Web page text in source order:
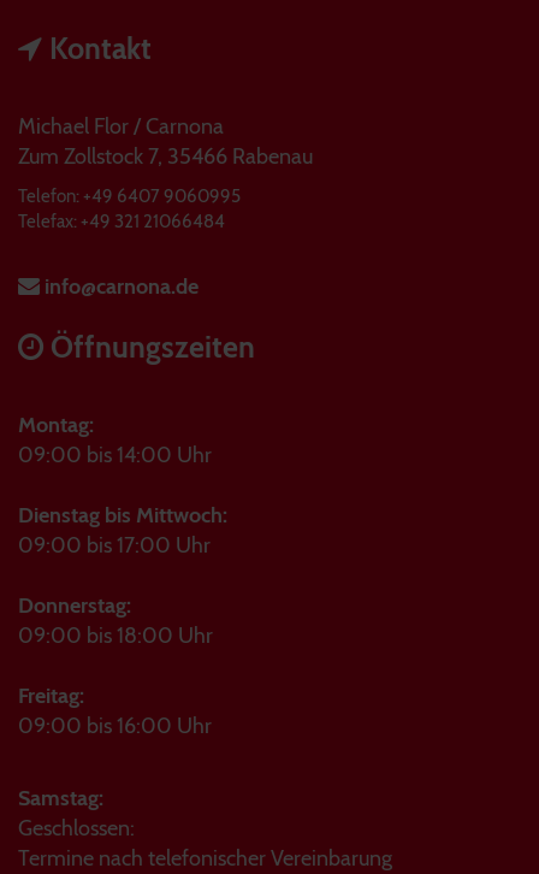
Kontakt
Michael Flor / Carnona
Zum Zollstock 7, 35466 Rabenau
Telefon: +49 6407 9060995
Telefax: +49 321 21066484
info@carnona.de
Öffnungszeiten
Montag:
09:00 bis 14:00 Uhr
Dienstag bis Mittwoch:
09:00 bis 17:00 Uhr
Donnerstag:
09:00 bis 18:00 Uhr
Freitag:
09:00 bis 16:00 Uhr
Samstag:
Geschlossen:
Termine nach telefonischer Vereinbarung